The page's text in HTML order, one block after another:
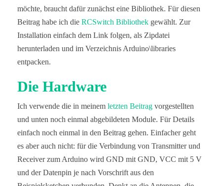
möchte, braucht dafür zunächst eine Bibliothek. Für diesen
Beitrag habe ich die RCSwitch Bibliothek gewählt. Zur
Installation einfach dem Link folgen, als Zipdatei
herunterladen und im Verzeichnis Arduino\libraries
entpacken.
Die Hardware
Ich verwende die in meinem letzten Beitrag vorgestellten
und unten noch einmal abgebildeten Module. Für Details
einfach noch einmal in den Beitrag gehen. Einfacher geht
es aber auch nicht: für die Verbindung von Transmitter und
Receiver zum Arduino wird GND mit GND, VCC mit 5 V
und der Datenpin je nach Vorschrift aus den